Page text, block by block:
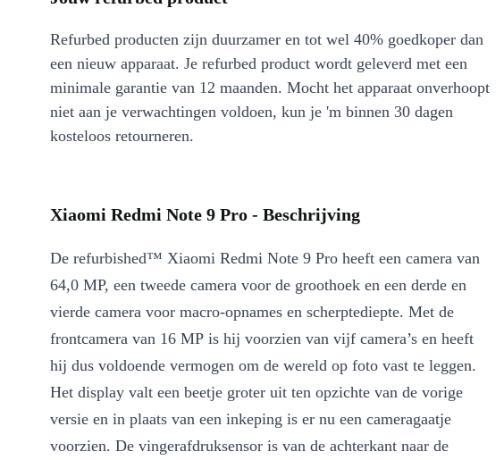
Refurbed producten zijn duurzamer en tot wel 40% goedkoper dan
een nieuw apparaat. Je refurbed product wordt geleverd met een
minimale garantie van 12 maanden. Mocht het apparaat onverhoopt
niet aan je verwachtingen voldoen, kun je 'm binnen 30 dagen
kosteloos retourneren.
Xiaomi Redmi Note 9 Pro - Beschrijving
De refurbished™ Xiaomi Redmi Note 9 Pro heeft een camera van
64,0 MP, een tweede camera voor de groothoek en een derde en
vierde camera voor macro-opnames en scherptediepte. Met de
frontcamera van 16 MP is hij voorzien van vijf camera’s en heeft
hij dus voldoende vermogen om de wereld op foto vast te leggen.
Het display valt een beetje groter uit ten opzichte van de vorige
versie en in plaats van een inkeping is er nu een cameragaatje
voorzien. De vingerafdruksensor is van de achterkant naar de